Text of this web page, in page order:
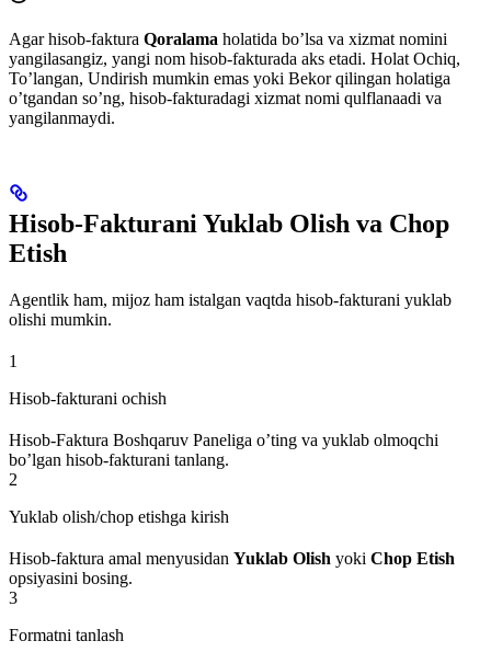
Agar hisob-faktura Qoralama holatida bo’lsa va xizmat nomini
yangilasangiz, yangi nom hisob-fakturada aks etadi. Holat Ochiq,
To’langan, Undirish mumkin emas yoki Bekor qilingan holatiga
o’tgandan so’ng, hisob-fakturadagi xizmat nomi qulflanaadi va
yangilanmaydi.
Hisob-Fakturani Yuklab Olish va Chop
Etish
Agentlik ham, mijoz ham istalgan vaqtda hisob-fakturani yuklab
olishi mumkin.
1
Hisob-fakturani ochish
Hisob-Faktura Boshqaruv Paneliga o’ting va yuklab olmoqchi
bo’lgan hisob-fakturani tanlang.
2
Yuklab olish/chop etishga kirish
Hisob-faktura amal menyusidan Yuklab Olish yoki Chop Etish
opsiyasini bosing.
3
Formatni tanlash